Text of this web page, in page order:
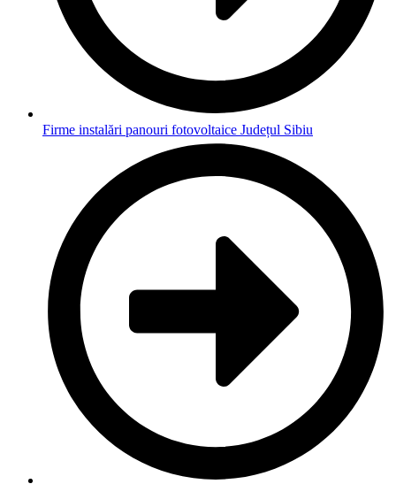
Firme instalări panouri fotovoltaice Județul Sibiu